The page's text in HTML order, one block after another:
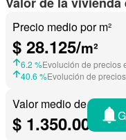
Precio medio por m²
$ 28.125/m²
6.2 %Evolución de precios
40.6 %Evolución de
Valor medio de una
$ 1.350.000